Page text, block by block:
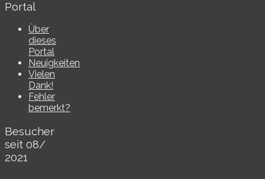
Portal
Über
dieses
Portal
Neuigkeiten
Vielen
Dank!
Fehler
bemerkt?
Besucher
seit 08/​
2021